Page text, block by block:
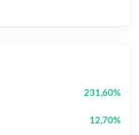
231,60%
12,70%